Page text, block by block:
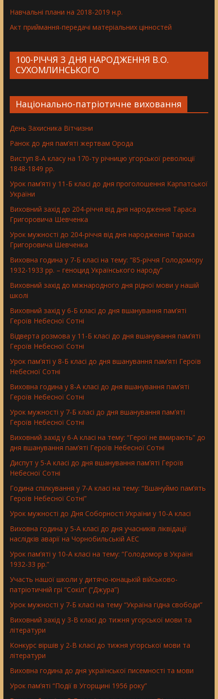
Навчальні плани на 2018-2019 н.р.
Акт приймання-передачі матеріальних цінностей
100-РІЧЧЯ З ДНЯ НАРОДЖЕННЯ В.О.
СУХОМЛИНСЬКОГО
Національно-патріотичне виховання
День Захисника Вітчизни
Ранок до дня пам’яті жертвам Орода
Виступ 8-А класу на 170-ту річницю угорської революції
1848-1849 рр.
Урок пам’яті у 11-Б класі до дня проголошення Карпатської
України
Виховний захід до 204-річчя від дня народження Тараса
Григоровича Шевченка
Урок мужності до 204-річчя від дня народження Тараса
Григоровича Шевченка
Виховна година у 7-Б класі на тему: “85-річчя Голодомору
1932-1933 рр. – геноцид Українського народу”
Виховний захід до міжнародного дня рідної мови у нашій
школі
Виховний захід у 6-Б класі до дня вшанування пам’яті
Героїв Небесної Сотні
Відверта розмова у 11-Б класі до дня вшанування пам’яті
Героїв Небесної Сотні
Урок пам’яті у 8-Б класі до дня вшанування пам’яті Героїв
Небесної Сотні
Виховна година у 8-А класі до дня вшанування пам’яті
Героїв Небесної Сотні
Урок мужності у 7-Б класі до дня вшанування пам’яті
Героїв Небесної Сотні
Виховний захід у 6-А класі на тему: “Герої не вмирають” до
дня вшанування пам’яті Героїв Небесної Сотні
Диспут у 5-А класі до дня вшанування пам’яті Героїв
Небесної Сотні
Година спілкування у 7-А класі на тему: “Вшануймо пам’ять
Героїв Небесної Сотні”
Урок мужності до Дня Соборності України у 10-А класі
Виховна година у 5-А класі до дня учасників ліквідації
наслідків аварії на Чорнобильській АЕС
Урок пам’яті у 10-А класі на тему: “Голодомор в Україні
1932-33 рр.”
Участь нашої школи у дитячо-юнацькій військово-
патріотичній грі “Сокіл” (“Джура”)
Урок мужності у 7-Б класі на тему “Україна гідна свободи”
Виховний захід у 3-В класі до тижня угорської мови та
літератури
Конкурс віршів у 2-В класі до тижня угорської мови та
літератури
Виховна година до дня української писемності та мови
Урок пам’яті “Події в Угорщині 1956 року”